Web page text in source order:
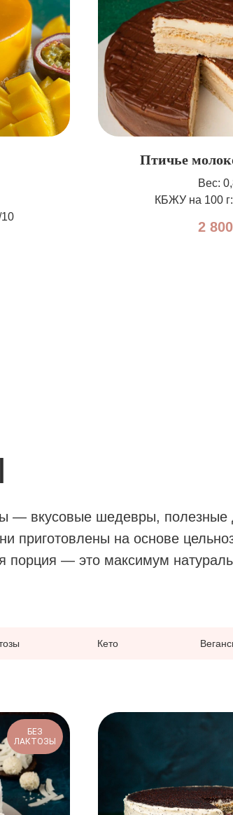
Птичье
Вес:
КБЖУ на 100
2 800
— вкусовые шедевры,
приготовлены на основе
порция — это максимум
Кето
БЕЗ
ЛАКТОЗЫ